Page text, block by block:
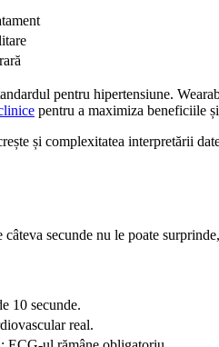
pentru hipertensiune.
pentru a maximiza beneficiile
și complexitatea interpretării
secunde nu le poate
10 secunde.
real.